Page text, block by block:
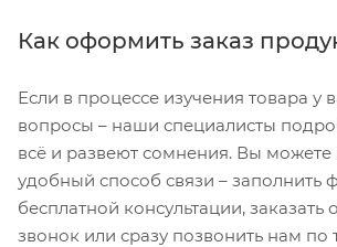
Как оформить заказ
Если в процессе изучения товара у
вопросы – наши специалисты
всё и развеют сомнения. Вы можете
удобный способ связи – заполнить
бесплатной консультации, заказать
звонок или сразу позвонить нам по